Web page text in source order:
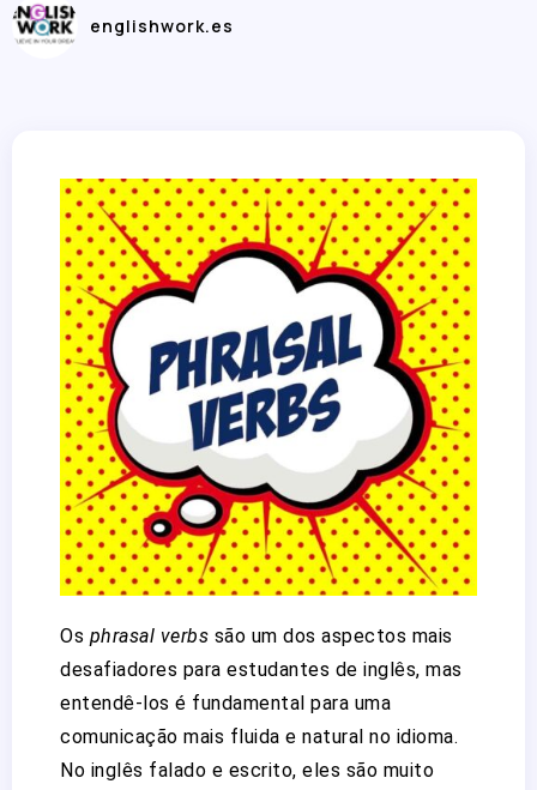
englishwork.es
Os phrasal verbs são um dos aspectos mais
desafiadores para estudantes de inglês, mas
entendê-los é fundamental para uma
comunicação mais fluida e natural no idioma.
No inglês falado e escrito, eles são muito